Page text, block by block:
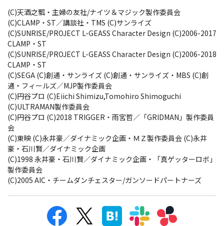
(C)天酒之瓢・主婦の友社/ナイツ＆マジック製作委員会
(C)CLAMP・ST／講談社・TMS (C)サンライズ
(C)SUNRISE/PROJECT L-GEASS Character Design (C)2006-2017
CLAMP・ST
(C)SUNRISE/PROJECT L-GEASS Character Design (C)2006-2018
CLAMP・ST
(C)SEGA (C)創通・サンライズ (C)創通・サンライズ・MBS (C)創
通・フィールズ／MJP製作委員会
(C)円谷プロ (C)Eiichi Shimizu,Tomohiro Shimoguchi
(C)ULTRAMAN製作委員会
(C)円谷プロ (C)2018 TRIGGER・雨宮哲／「GRIDMAN」製作委員
会
(C)東映 (C)永井豪／ダイナミック企画・ＭＺ製作委員会 (C)永井
豪・石川賢／ダイナミック企画
(C)1998 永井豪・石川賢／ダイナミック企画・「真ゲッターロボ」
製作委員会
(C)2005 AIC・チームダンチェスター/ガンソードパートナーズ